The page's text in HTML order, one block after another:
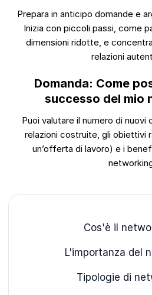
Prepara in anticipo domande e
Inizia con piccoli passi, come
dimensioni ridotte, e
relazioni
Domanda: Come
successo del mio
Puoi valutare il numero di
relazioni costruite, gli obiettivi
un’offerta di lavoro) e i
Cos'è il
L'importanza del
Tipologie di